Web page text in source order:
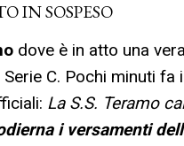
IN SOSPESO
dove è in atto una
C. Pochi minuti
La S.S. Teramo
i versamenti